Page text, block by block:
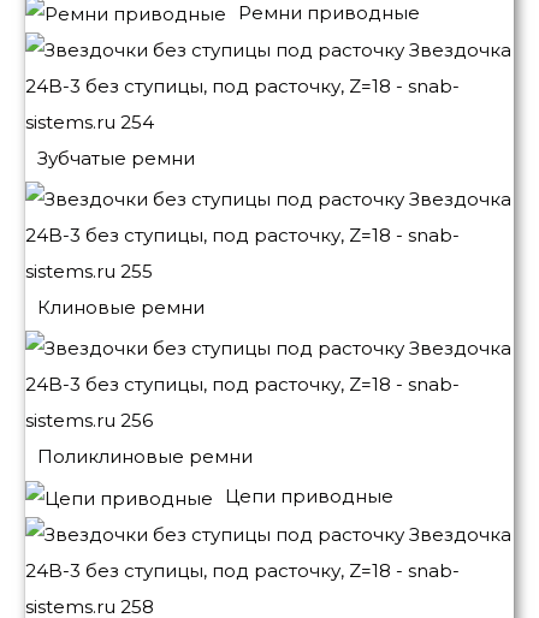
Ремни приводные
Зубчатые ремни
Клиновые ремни
Поликлиновые ремни
Цепи приводные